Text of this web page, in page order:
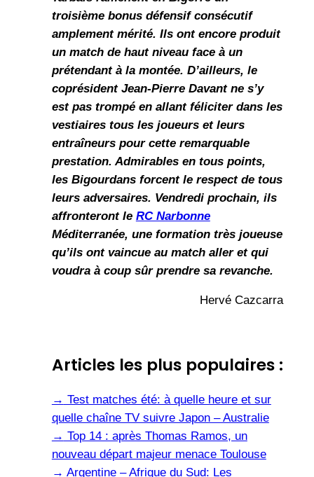
troisième bonus défensif consécutif
amplement mérité. Ils ont encore produit
un match de haut niveau face à un
prétendant à la montée. D’ailleurs, le
coprésident Jean-Pierre Davant ne s’y
est pas trompé en allant féliciter dans les
vestiaires tous les joueurs et leurs
entraîneurs pour cette remarquable
prestation. Admirables en tous points,
les Bigourdans forcent le respect de tous
leurs adversaires. Vendredi prochain, ils
affronteront le RC Narbonne
Méditerranée, une formation très joueuse
qu’ils ont vaincue au match aller et qui
voudra à coup sûr prendre sa revanche.
Hervé Cazcarra
Articles les plus populaires :
→ Test matches été: à quelle heure et sur
quelle chaîne TV suivre Japon – Australie
→ Top 14 : après Thomas Ramos, un
nouveau départ majeur menace Toulouse
→ Argentine – Afrique du Sud: Les